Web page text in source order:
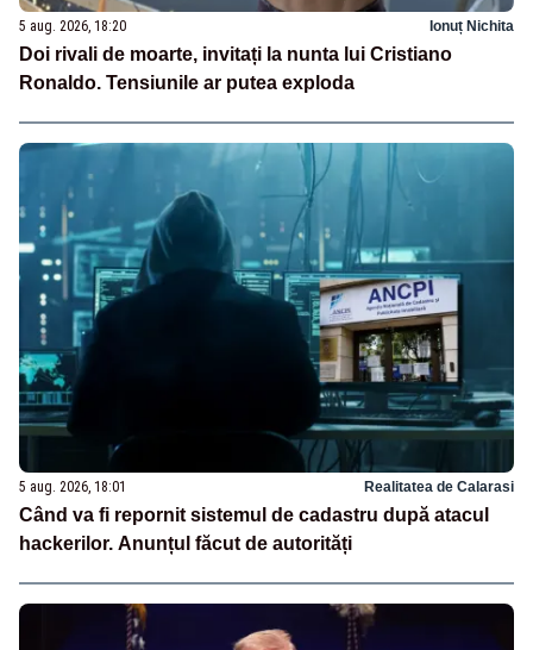
5 aug. 2026, 18:20 Ionuț Nichita
Doi rivali de moarte, invitați la nunta lui Cristiano
Ronaldo. Tensiunile ar putea exploda
5 aug. 2026, 18:01 Realitatea de Calarasi
Când va fi repornit sistemul de cadastru după atacul
hackerilor. Anunțul făcut de autorități